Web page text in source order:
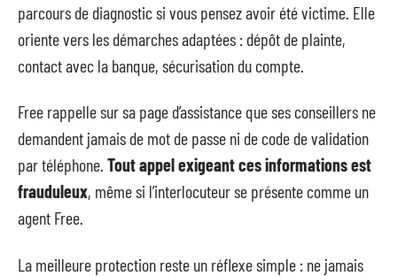
parcours de diagnostic si vous pensez avoir été victime. Elle
oriente vers les démarches adaptées : dépôt de plainte,
contact avec la banque, sécurisation du compte.
Free rappelle sur sa page d’assistance que ses conseillers ne
demandent jamais de mot de passe ni de code de validation
par téléphone. Tout appel exigeant ces informations est
frauduleux, même si l’interlocuteur se présente comme un
agent Free.
La meilleure protection reste un réflexe simple : ne jamais